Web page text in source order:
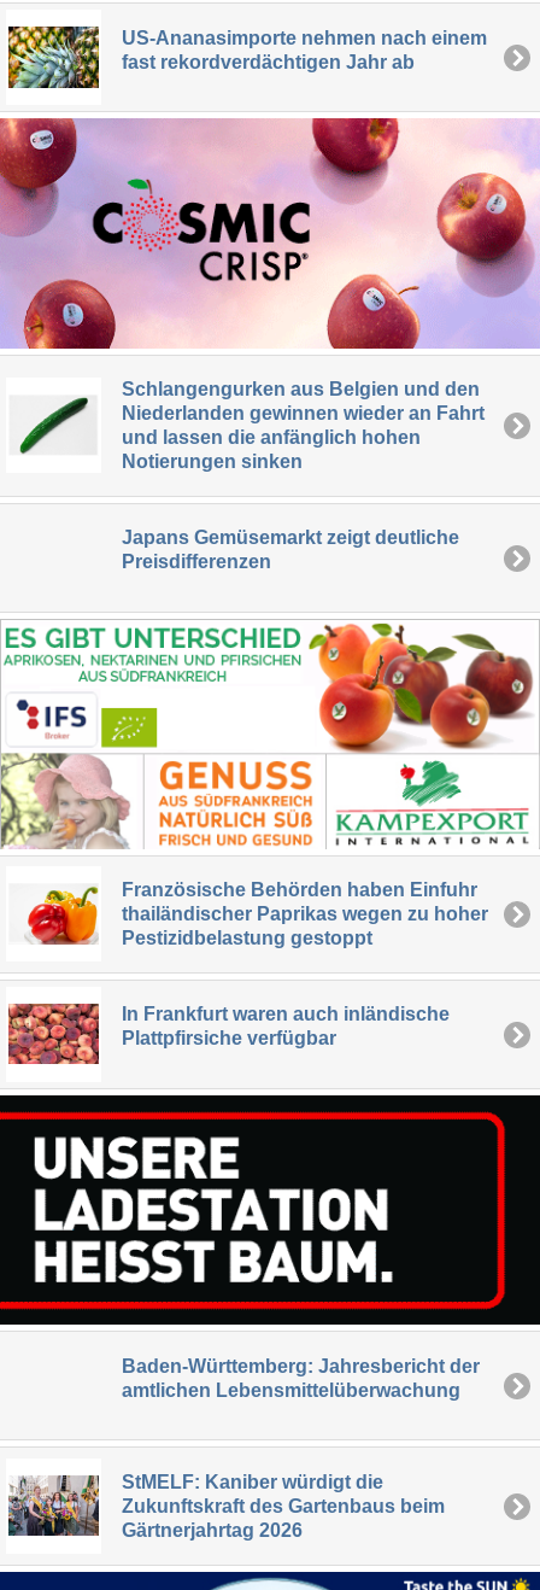
US-Ananasimporte nehmen nach einem
fast rekordverdächtigen Jahr ab
Schlangengurken aus Belgien und den
Niederlanden gewinnen wieder an Fahrt
und lassen die anfänglich hohen
Notierungen sinken
Japans Gemüsemarkt zeigt deutliche
Preisdifferenzen
Französische Behörden haben Einfuhr
thailändischer Paprikas wegen zu hoher
Pestizidbelastung gestoppt
In Frankfurt waren auch inländische
Plattpfirsiche verfügbar
Baden-Württemberg: Jahresbericht der
amtlichen Lebensmittelüberwachung
StMELF: Kaniber würdigt die
Zukunftskraft des Gartenbaus beim
Gärtnerjahrtag 2026